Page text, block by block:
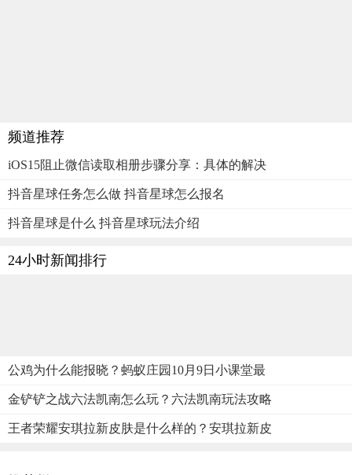
频道推荐
iOS15阻止微信读取相册步骤分享：具体的解决
抖音星球任务怎么做 抖音星球怎么报名
抖音星球是什么 抖音星球玩法介绍
24小时新闻排行
公鸡为什么能报晓？蚂蚁庄园10月9日小课堂最
金铲铲之战六法凯南怎么玩？六法凯南玩法攻略
王者荣耀安琪拉新皮肤是什么样的？安琪拉新皮